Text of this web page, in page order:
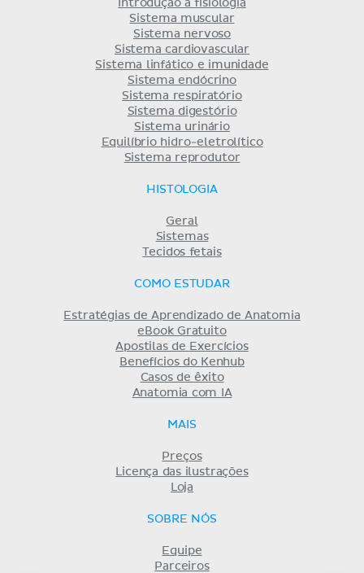
Introdução à fisiologia
Sistema muscular
Sistema nervoso
Sistema cardiovascular
Sistema linfático e imunidade
Sistema endócrino
Sistema respiratório
Sistema digestório
Sistema urinário
Equilíbrio hidro-eletrolítico
Sistema reprodutor
HISTOLOGIA
Geral
Sistemas
Tecidos fetais
COMO ESTUDAR
Estratégias de Aprendizado de Anatomia
eBook Gratuito
Apostilas de Exercícios
Benefícios do Kenhub
Casos de êxito
Anatomia com IA
MAIS
Preços
Licença das ilustrações
Loja
SOBRE NÓS
Equipe
Parceiros